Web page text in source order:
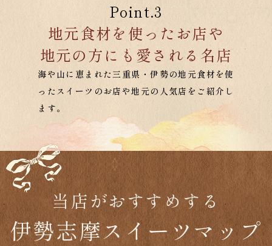
Point.1
伊勢志摩エリアの
美味しいスイーツ店
伊勢志摩エリアの和菓子・洋菓子といった人気
のスイーツ店をご紹介します。
当店がおすすめする
伊勢志摩スイーツマップ